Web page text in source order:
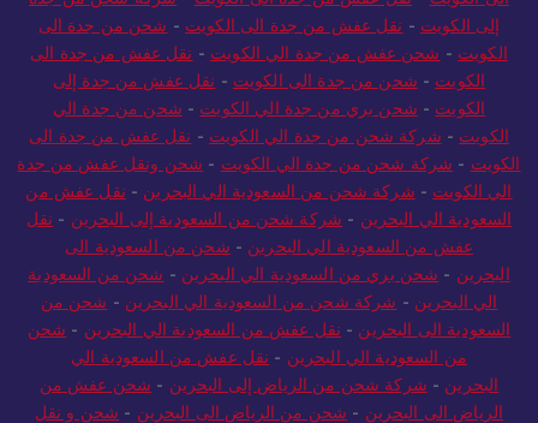
الى الكويت-نقل عفش من جدة الى الكويت-شركة شحن من جدة
إلى الكويت- نقل عفش من جدة الى الكويت-
شحن من جدة الى
الكويت -شحن عفش من جدة الي الكويت-
نقل عفش من جدة الى
الكويت - شحن من جدة الى الكويت- نقل عفش من جدة إلى
الكويت- شحن بري من جدة الي الكويت-شحن من جدة الي
الكويت- شركة شحن من جدة الي الكويت - نقل عفش من جدة الى
الكويت- شركة شحن من جدة الي الكويت-
شحن ونقل عفش من جدة
الي الكويت
شركة شحن من السعودية الي البحرين
نقل عفش من
السعودية الي البحرين-شركة شحن من السعودية إلى البحرين
عفش من السعودية الي البحرين
-شحن من السعودية الى
البحرين - شحن بري من السعودية الي البحرين - شحن من السعودية
الي البحرين
- شركة شحن من السعودية الي البحرين -
شحن من
السعودية الى البحرين
نقل عفش من السعودية الي البحرين
من السعودية الي البحرين
-نقل عفش من السعودية الي
البحرين- شركة شحن من الرياض إلى البحرين-
شحن عفش من